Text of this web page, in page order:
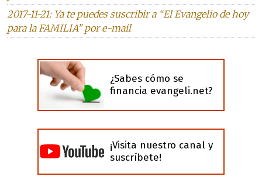
2017-11-21: Ya te puedes suscribir a “El Evangelio de hoy
para la FAMILIA” por e-mail
¿Sabes cómo se
financia evangeli.net?
¡Visita nuestro canal y
suscríbete!